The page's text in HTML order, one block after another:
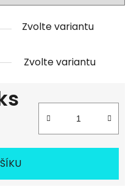
Zvolte variantu
Zvolte variantu